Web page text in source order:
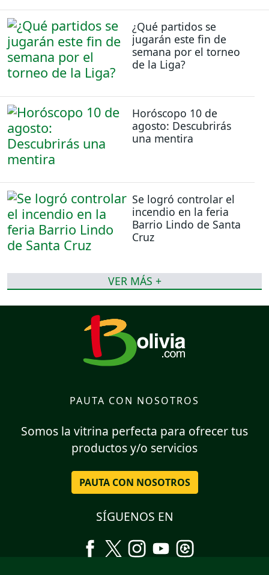
¿Qué partidos se
jugarán este fin de
semana por el torneo
de la Liga?
Horóscopo 10 de
agosto: Descubrirás
una mentira
Se logró controlar el
incendio en la feria
Barrio Lindo de Santa
Cruz
VER MÁS +
PAUTA CON NOSOTROS
Somos la vitrina perfecta para ofrecer tus
productos y/o servicios
PAUTA CON NOSOTROS
SÍGUENOS EN